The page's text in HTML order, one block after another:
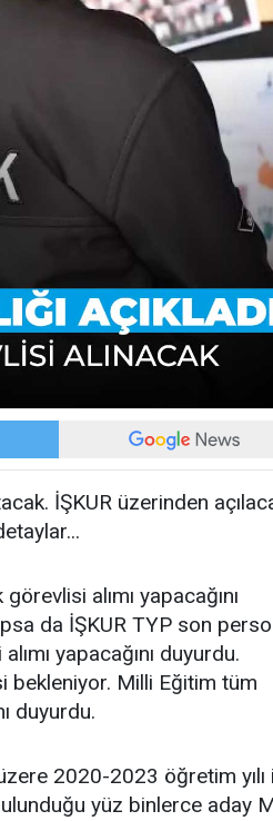
İŞKUR üzerinden
alımı yapacağını
da İŞKUR TYP son
yapacağını duyurdu.
bekleniyor. Milli Eğitim tüm
duyurdu.
2020-2023 öğretim yılı
yüz binlerce aday